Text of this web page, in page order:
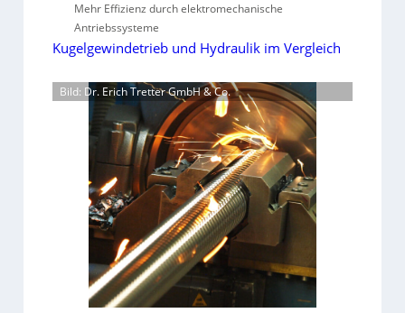
Mehr Effizienz durch elektromechanische
Antriebssysteme
Kugelgewindetrieb und Hydraulik im Vergleich
Bild: Dr. Erich Tretter GmbH & Co.